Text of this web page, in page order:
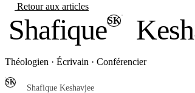
Retour aux articles
ShafiqueSK
Théologien · Écrivain · Conférencier
SK
Shafique Keshavjee